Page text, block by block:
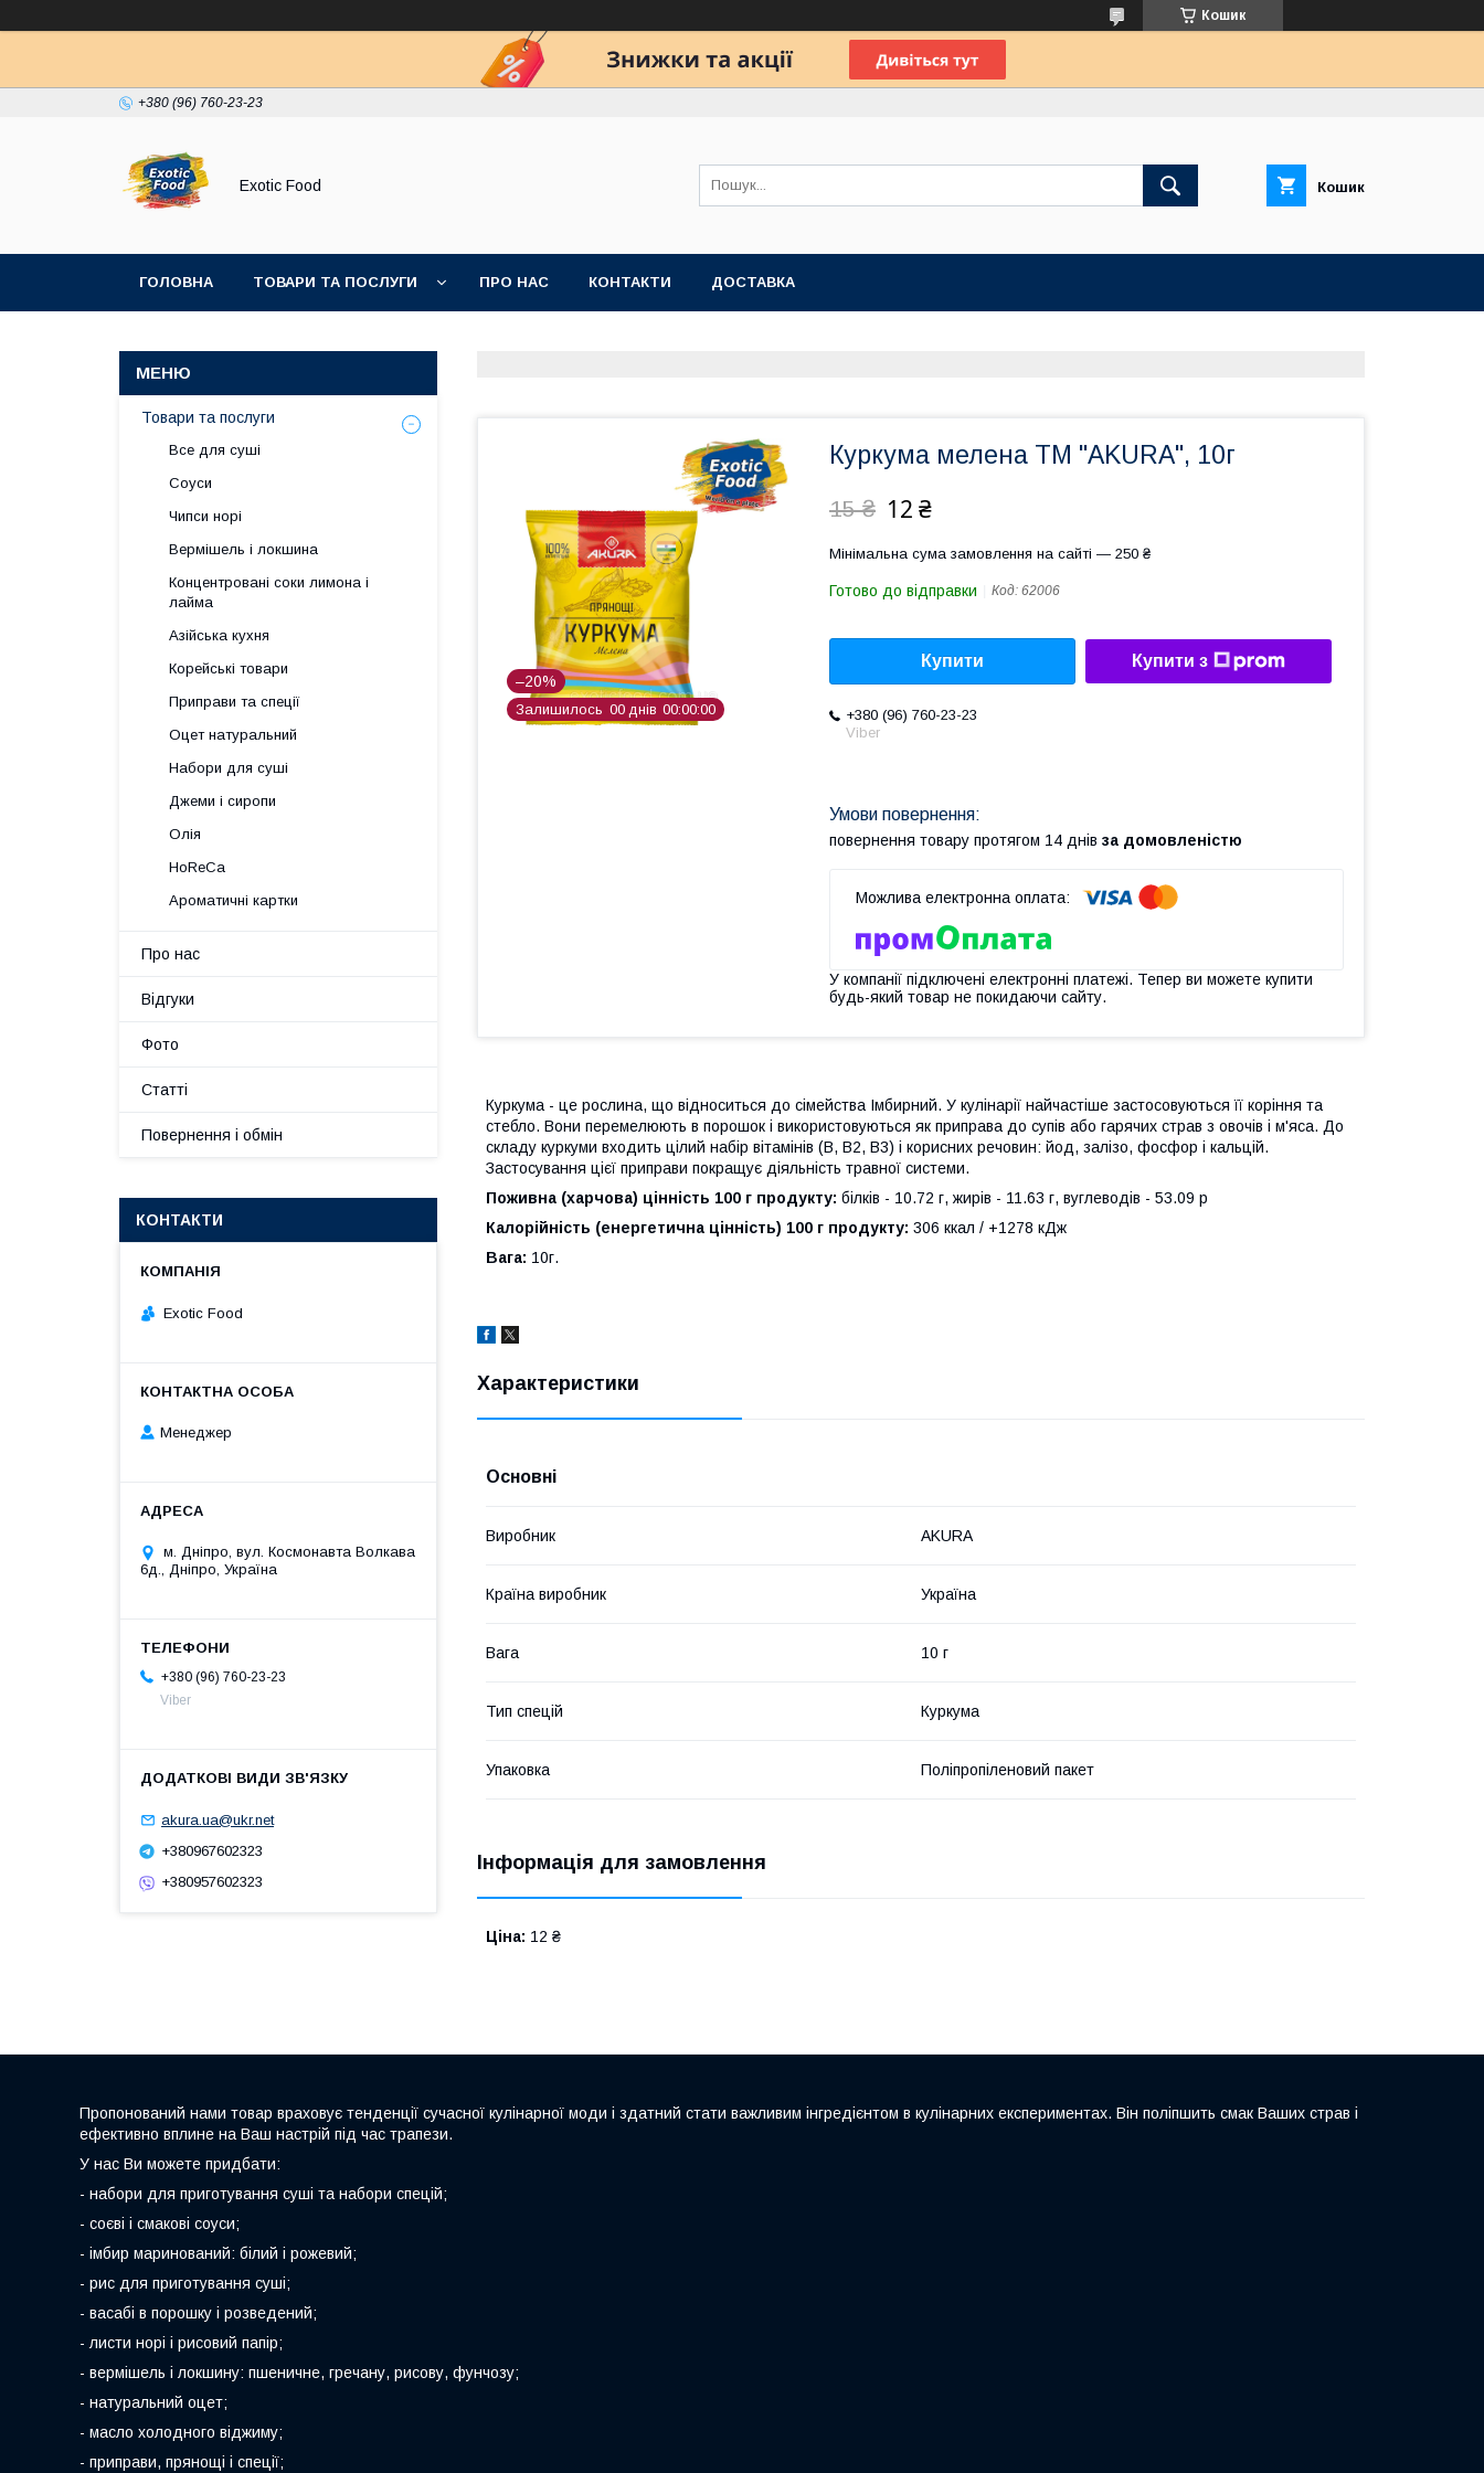
Кошик
+380 (96) 760-23-23
Exotiс Food Кошик
ГОЛОВНА ТОВАРИ ТА ПОСЛУГИ ПРО НАС КОНТАКТИ ДОСТАВКА
–20%
Залишилось 00 днів 00 00 00
Куркума мелена ТМ "AKURA", 10г
15 ₴ 12 ₴
Мінімальна сума замовлення на сайті — 250 ₴
Готово до відправки Код: 62006
Купити Купити з
+380 (96) 760-23-23
Viber
повернення товару протягом 14 днів за домовленістю
У компанії підключені електронні платежі. Тепер ви можете купити
будь-який товар не покидаючи сайту.
Куркума - це рослина, що відноситься до сімейства Імбирний. У кулінарії найчастіше застосовуються її коріння та
стебло. Вони перемелюють в порошок і використовуються як приправа до супів або гарячих страв з овочів і м'яса. До
складу куркуми входить цілий набір вітамінів (В, В2, В3) і корисних речовин: йод, залізо, фосфор і кальцій.
Застосування цієї приправи покращує діяльність травної системи.
Поживна (харчова) цінність 100 г продукту: білків - 10.72 г, жирів - 11.63 г, вуглеводів - 53.09 р
Калорійність (енергетична цінність) 100 г продукту: 306 ккал / +1278 кДж
Вага: 10г.
Характеристики
Основні
Виробник AKURA
Країна виробник Україна
Вага 10 г
Тип спецій Куркума
Упаковка Поліпропіленовий пакет
Інформація для замовлення
Ціна: 12 ₴
Товари та послуги
Все для суші
Соуси
Чипси норі
Вермішель і локшина
Концентровані соки лимона і
лайма
Азійська кухня
Корейські товари
Приправи та спеції
Оцет натуральний
Набори для суші
Джеми і сиропи
Олія
HoReCa
Ароматичні картки
Про нас
Відгуки
Фото
Статті
Повернення і обмін
КОНТАКТИ
Exotic Food
Менеджер
м. Дніпро, вул. Космонавта Волкава
6д., Дніпро, Україна
+380 (96) 760-23-23
Viber
akura.ua@ukr.net
+380967602323
+380957602323
Пропонований нами товар враховує тенденції сучасної кулінарної моди і здатний стати важливим інгредієнтом в кулінарних експериментах. Він поліпшить смак Ваших страв і
ефективно вплине на Ваш настрій під час трапези.
У нас Ви можете придбати:
- набори для приготування суші та набори спецій;
- соєві і смакові соуси;
- імбир маринований: білий і рожевий;
- рис для приготування суші;
- васабі в порошку і розведений;
- листи норі і рисовий папір;
- вермішель і локшину: пшеничне, гречану, рисову, фунчозу;
- натуральний оцет;
- масло холодного віджиму;
- приправи, прянощі і спеції;